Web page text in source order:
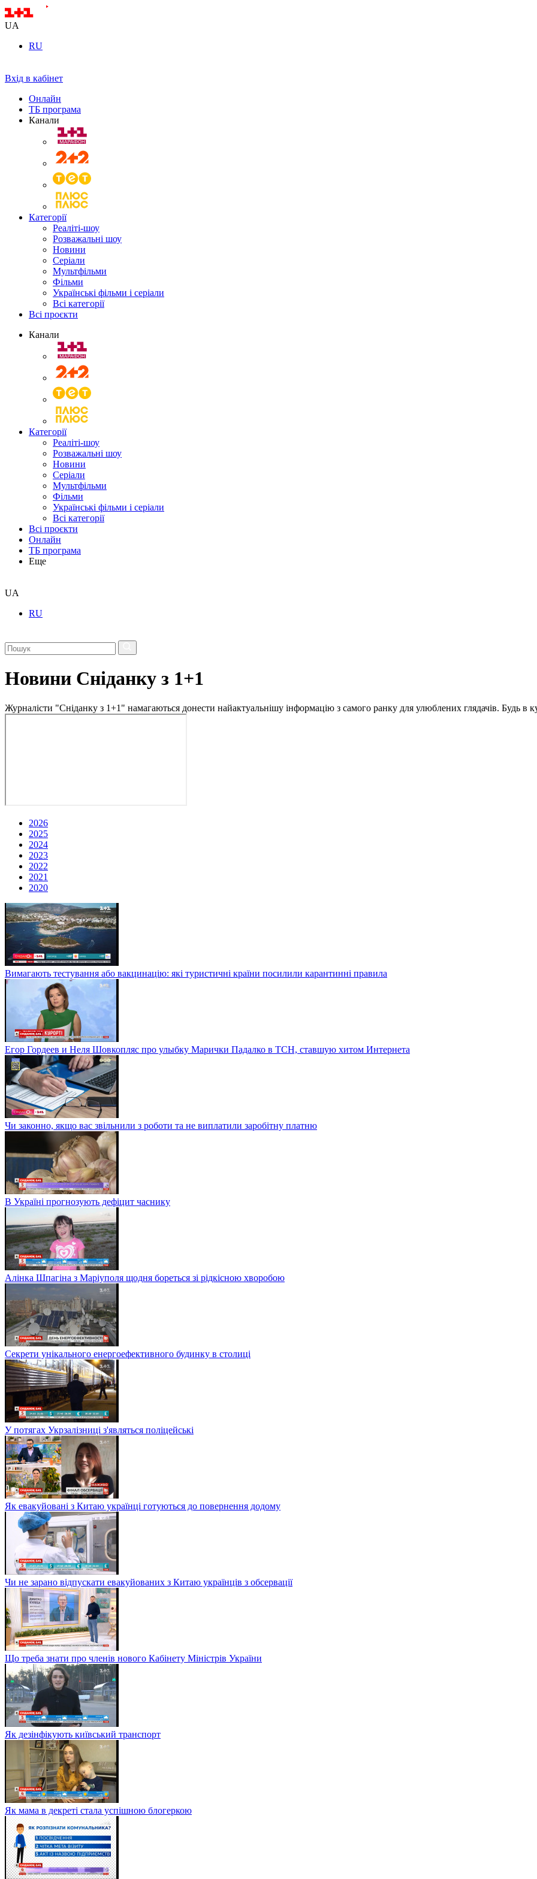
UA
RU
Вхід в кабінет
Онлайн
ТБ програма
Канали
Категорії
Реаліті-шоу
Розважальні шоу
Новини
Серіали
Мультфільми
Фільми
Українські фільми і серіали
Всі категорії
Всі проєкти
Канали
Категорії
Реаліті-шоу
Розважальні шоу
Новини
Серіали
Мультфільми
Фільми
Українські фільми і серіали
Всі категорії
Всі проєкти
Онлайн
ТБ програма
Еще
UA
RU
Новини Сніданку з 1+1
Журналісти "Сніданку з 1+1" намагаються донести найактуальнішу інформацію з самого ранку для улюблених глядачів. Будь в
2026
2025
2024
2023
2022
2021
2020
Вимагають тестування або вакцинацію: які туристичні країни посилили карантинні правила
Егор Гордеев и Неля Шовкопляс про улыбку Марички Падалко в ТСН, ставшую хитом Интернета
Чи законно, якщо вас звільнили з роботи та не виплатили заробітну платню
В Україні прогнозують дефіцит часнику
Алінка Шпагіна з Маріуполя щодня бореться зі рідкісною хворобою
Секрети унікального енергоефективного будинку в столиці
У потягах Укрзалізниці з'являться поліцейські
Як евакуйовані з Китаю українці готуються до повернення додому
Чи не зарано відпускати евакуйованих з Китаю українців з обсервації
Що треба знати про членів нового Кабінету Міністрів України
Як дезінфікують київський транспорт
Як мама в декреті стала успішною блогеркою